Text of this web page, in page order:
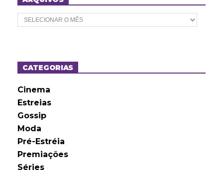
A
r
o
sCATEGORIAS
Cinema
Estreias
Gossip
Moda
Pré-Estréia
Premiações
Séries